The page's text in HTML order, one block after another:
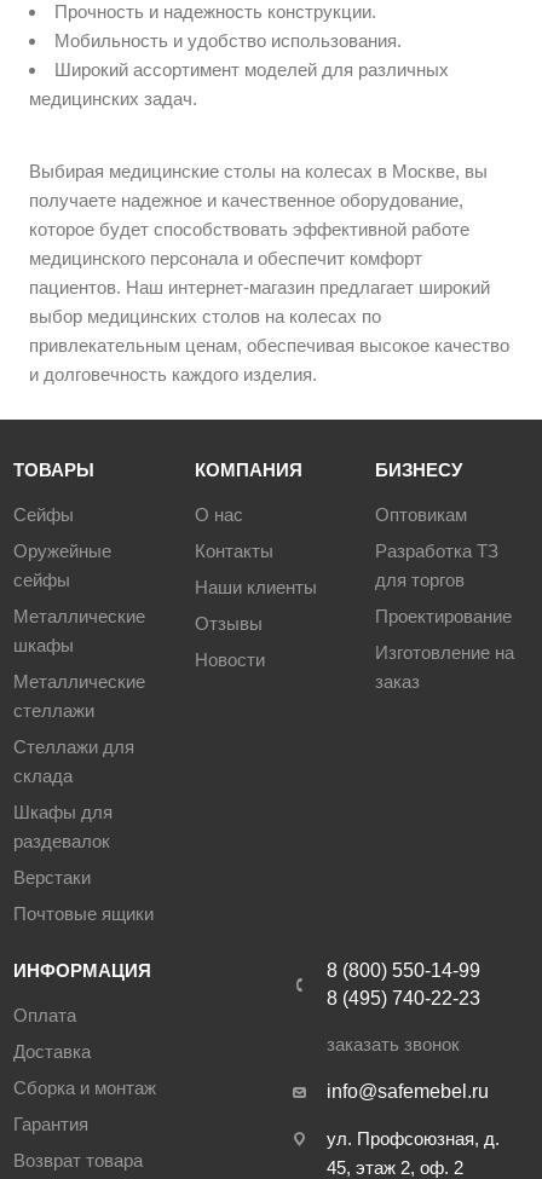
Прочность и надежность конструкции.
Мобильность и удобство использования.
Широкий ассортимент моделей для различных
медицинских задач.
Выбирая медицинские столы на колесах в Москве, вы
получаете надежное и качественное оборудование,
которое будет способствовать эффективной работе
медицинского персонала и обеспечит комфорт
пациентов. Наш интернет-магазин предлагает широкий
выбор медицинских столов на колесах по
привлекательным ценам, обеспечивая высокое качество
и долговечность каждого изделия.
ТОВАРЫ
Сейфы
Оружейные
сейфы
Металлические
шкафы
Металлические
стеллажи
Стеллажи для
склада
Шкафы для
раздевалок
Верстаки
Почтовые ящики
КОМПАНИЯ
О нас
Контакты
Наши клиенты
Отзывы
Новости
БИЗНЕСУ
Оптовикам
Разработка ТЗ
для торгов
Проектирование
Изготовление на
заказ
ИНФОРМАЦИЯ
Оплата
Доставка
Сборка и монтаж
Гарантия
Возврат товара
8 (800) 550-14-99
8 (495) 740-22-23
заказать звонок
info@safemebel.ru
ул. Профсоюзная, д.
45, этаж 2, оф. 2